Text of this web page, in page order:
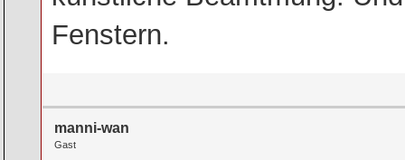
Fenstern.
manni-wan
Gast